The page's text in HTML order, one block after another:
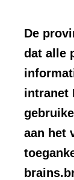
De
dat alle
intranet
aan het